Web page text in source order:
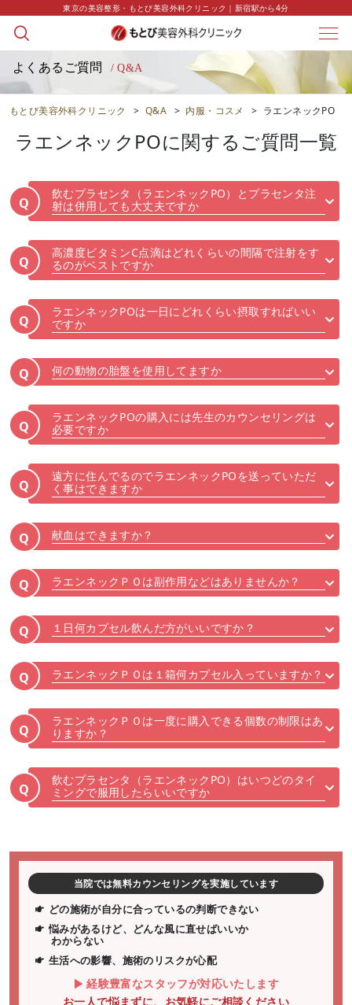
東京の美容整形・もとび美容外科クリニック｜新宿駅から4分
よくあるご質問 / Q&A
もとび美容外科クリニック > Q&A > 内服・コスメ > ラエンネックPO
ラエンネックPOに関するご質問一覧
Q
飲むプラセンタ（ラエンネックPO）とプラセンタ注
射は併用しても大丈夫ですか
Q
高濃度ビタミンC点滴はどれくらいの間隔で注射をす
るのがベストですか
Q
ラエンネックPOは一日にどれくらい摂取すればいい
ですか
Q 何の動物の胎盤を使用してますか
Q
ラエンネックPOの購入には先生のカウンセリングは
必要ですか
Q
遠方に住んでるのでラエンネックPOを送っていただ
く事はできますか
Q 献血はできますか？
Q ラエンネックＰＯは副作用などはありませんか？
Q １日何カプセル飲んだ方がいいですか？
Q ラエンネックＰＯは１箱何カプセル入っていますか？
Q
ラエンネックＰＯは一度に購入できる個数の制限はあ
りますか？
Q
飲むプラセンタ（ラエンネックPO）はいつどのタイ
ミングで服用したらいいですか
当院では無料カウンセリングを実施しています
どの施術が自分に合っているの判断できない
悩みがあるけど、どんな風に直せばいいか
わからない
生活への影響、施術のリスクが心配
経験豊富なスタッフが対応いたします
お一人で悩まずに、お気軽にご相談ください